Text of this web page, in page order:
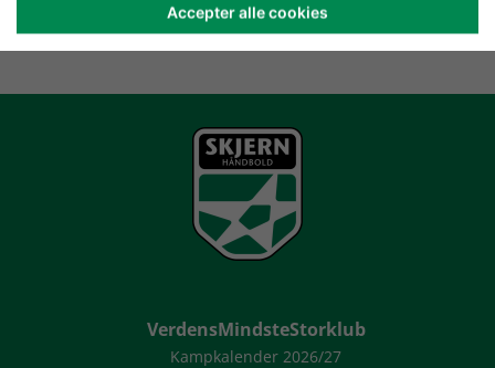
VerdensMindsteStorklub
Kampkalender 2026/27
Accepter alle cookies